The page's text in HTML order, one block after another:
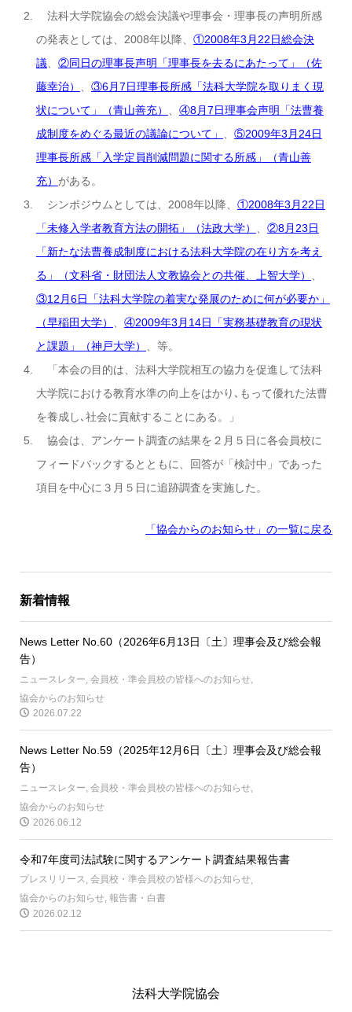
法科大学院協会の総会決議や理事会・理事長の声明所感
の発表としては、2008年以降、 ①2008年3月22日総会決
議、 ②同日の理事長声明「理事長を去るにあたって」（佐
藤幸治） 、 ③6月7日理事長所感「法科大学院を取りまく現
状について」（青山善充） 、 ④8月7日理事会声明「法曹養
成制度をめぐる最近の議論について」 、 ⑤2009年3月24日
理事長所感「入学定員削減問題に関する所感」（青山善
充） がある。
シンポジウムとしては、2008年以降、 ①2008年3月22日
「未修入学者教育方法の開拓」（法政大学） 、 ②8月23日
「新たな法曹養成制度における法科大学院の在り方を考え
る」（文科省・財団法人文教協会との共催、上智大学） 、
③12月6日「法科大学院の着実な発展のために何が必要か」
（早稲田大学） 、 ④2009年3月14日「実務基礎教育の現状
と課題」（神戸大学） 、等。
「本会の目的は、法科大学院相互の協力を促進して法科
大学院における教育水準の向上をはかり､もって優れた法曹
を養成し､社会に貢献することにある。」
協会は、アンケート調査の結果を２月５日に各会員校に
フィードバックするとともに、回答が「検討中」であった
項目を中心に３月５日に追跡調査を実施した。
「協会からのお知らせ 」の一覧に戻る
新着情報
News Letter No.60（2026年6月13日〔土〕理事会及び総会報
告）
ニュースレター, 会員校・準会員校の皆様へのお知らせ,
協会からのお知らせ
2026.07.22
News Letter No.59（2025年12月6日〔土〕理事会及び総会報
告）
ニュースレター, 会員校・準会員校の皆様へのお知らせ,
協会からのお知らせ
2026.06.12
令和7年度司法試験に関するアンケート調査結果報告書
プレスリリース 会員校・準会員校の皆様へのお知らせ
協会からのお知らせ, 報告書・白書
2026.02.12
法科大学院協会